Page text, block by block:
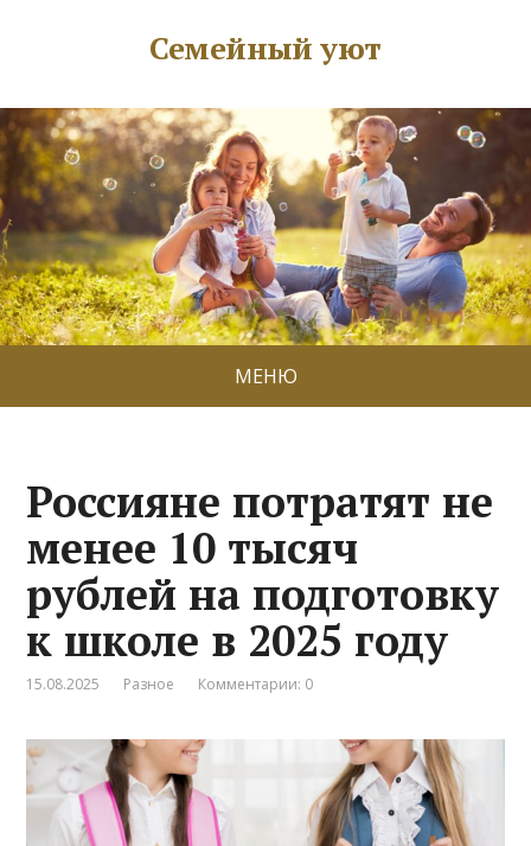
Семейный уют
МЕНЮ
Россияне потратят не
менее 10 тысяч
рублей на подготовку
к школе в 2025 году
15.08.2025 Разное Комментарии: 0